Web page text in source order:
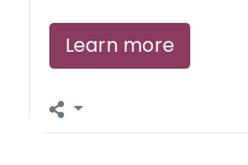
Learn more